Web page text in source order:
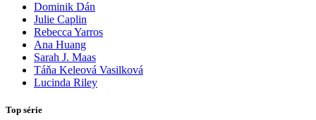
Dominik Dán
Julie Caplin
Rebecca Yarros
Ana Huang
Sarah J. Maas
Táňa Keleová Vasilková
Lucinda Riley
Top série